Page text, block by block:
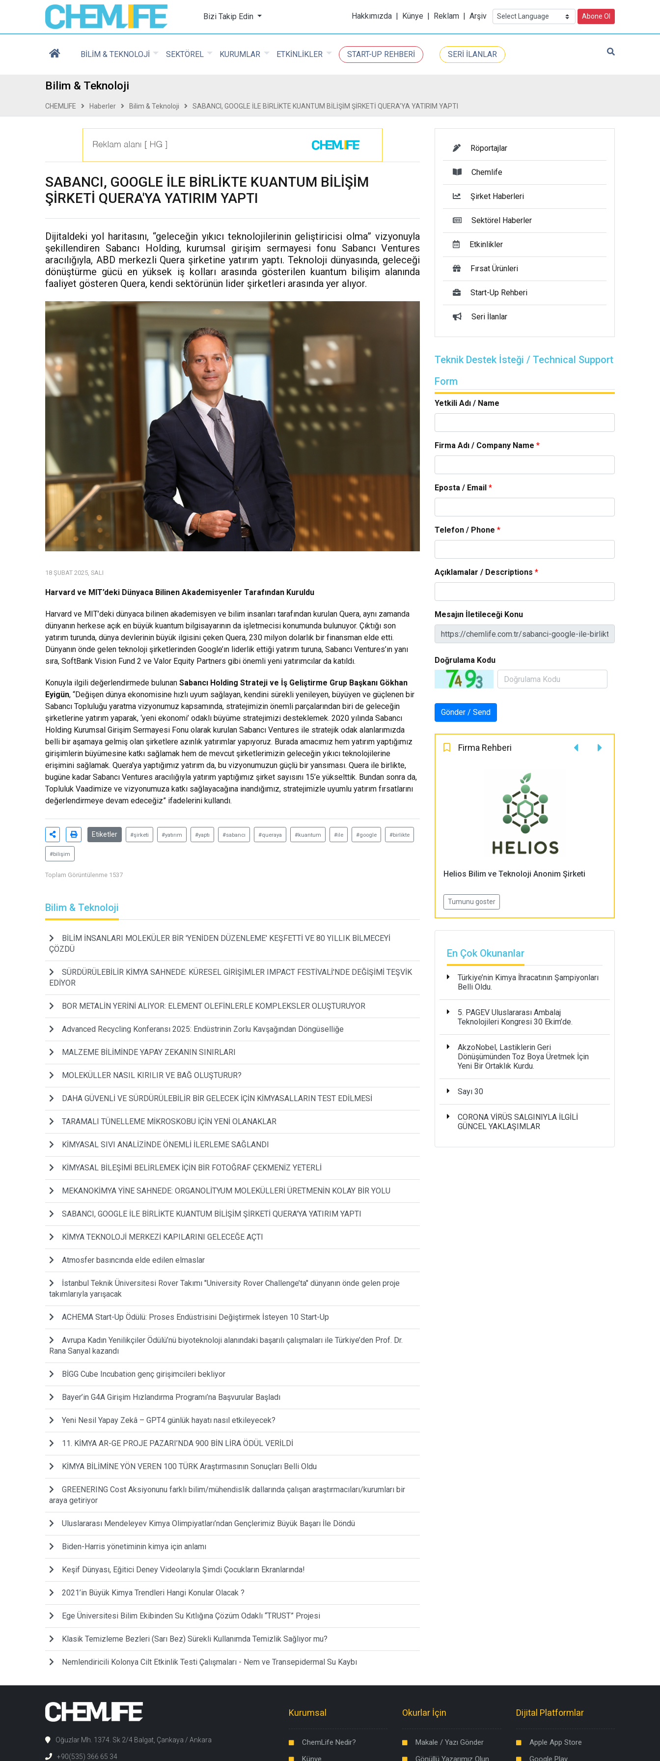
Chemlife - Basılı ve Dijital Kimya Dergisi
Bizi Takip Edin Hakkımızda | Künye | Reklam | Arşiv Abone Ol
BİLİM & TEKNOLOJİ SEKTÖREL KURUMLAR ETKİNLİKLER START-UP REHBERİ SERİ İLANLAR
Bilim & Teknoloji
CHEMLIFE Haberler Bilim & Teknoloji SABANCI, GOOGLE İLE BİRLİKTE KUANTUM BİLİŞİM ŞİRKETİ QUERA'YA YATIRIM YAPTI
SABANCI, GOOGLE İLE BİRLİKTE KUANTUM BİLİŞİM
ŞİRKETİ QUERA'YA YATIRIM YAPTI
Dijitaldeki yol haritasını, “geleceğin yıkıcı teknolojilerinin geliştiricisi olma” vizyonuyla
şekillendiren Sabancı Holding, kurumsal girişim sermayesi fonu Sabancı Ventures
aracılığıyla, ABD merkezli Quera şirketine yatırım yaptı. Teknoloji dünyasında, geleceği
dönüştürme gücü en yüksek iş kolları arasında gösterilen kuantum bilişim alanında
faaliyet gösteren Quera, kendi sektörünün lider şirketleri arasında yer alıyor.
18 ŞUBAT 2025, SALI
Harvard ve MIT’deki Dünyaca Bilinen Akademisyenler Tarafından Kuruldu
Harvard ve MIT’deki dünyaca bilinen akademisyen ve bilim insanları tarafından kurulan Quera, aynı zamanda
dünyanın herkese açık en büyük kuantum bilgisayarının da işletmecisi konumunda bulunuyor. Çıktığı son
yatırım turunda, dünya devlerinin büyük ilgisini çeken Quera, 230 milyon dolarlık bir finansman elde etti.
Dünyanın önde gelen teknoloji şirketlerinden Google’ın liderlik ettiği yatırım turuna, Sabancı Ventures’ın yanı
sıra, SoftBank Vision Fund 2 ve Valor Equity Partners gibi önemli yeni yatırımcılar da katıldı.
Konuyla ilgili değerlendirmede bulunan Sabancı Holding Strateji ve İş Geliştirme Grup Başkanı Gökhan
Eyigün, “Değişen dünya ekonomisine hızlı uyum sağlayan, kendini sürekli yenileyen, büyüyen ve güçlenen bir
Sabancı Topluluğu yaratma vizyonumuz kapsamında, stratejimizin önemli parçalarından biri de geleceğin
şirketlerine yatırım yaparak, ‘yeni ekonomi’ odaklı büyüme stratejimizi desteklemek. 2020 yılında Sabancı
Holding Kurumsal Girişim Sermayesi Fonu olarak kurulan Sabancı Ventures ile stratejik odak alanlarımızda
belli bir aşamaya gelmiş olan şirketlere azınlık yatırımlar yapıyoruz. Burada amacımız hem yatırım yaptığımız
girişimlerin büyümesine katkı sağlamak hem de mevcut şirketlerimizin geleceğin yıkıcı teknolojilerine
erişimini sağlamak. Quera'ya yaptığımız yatırım da, bu vizyonumuzun güçlü bir yansıması. Quera ile birlikte,
bugüne kadar Sabancı Ventures aracılığıyla yatırım yaptığımız şirket sayısını 15’e yükselttik. Bundan sonra da,
Topluluk Vaadimize ve vizyonumuza katkı sağlayacağına inandığımız, stratejimizle uyumlu yatırım fırsatlarını
değerlendirmeye devam edeceğiz” ifadelerini kullandı.
Etiketler #şirketi #yatırım #yaptı #sabancı #queraya #kuantum #ile #google #birlikte
#bilişim
Toplam Görüntülenme 1537
Bilim & Teknoloji
BİLİM İNSANLARI MOLEKÜLER BİR 'YENİDEN DÜZENLEME' KEŞFETTİ VE 80 YILLIK BİLMECEYİ
ÇÖZDÜ
SÜRDÜRÜLEBİLİR KİMYA SAHNEDE: KÜRESEL GİRİŞİMLER IMPACT FESTİVALİ'NDE DEĞİŞİMİ TEŞVİK
EDİYOR
BOR METALİN YERİNİ ALIYOR: ELEMENT OLEFİNLERLE KOMPLEKSLER OLUŞTURUYOR
Advanced Recycling Konferansı 2025: Endüstrinin Zorlu Kavşağından Döngüselliğe
MALZEME BİLİMİNDE YAPAY ZEKANIN SINIRLARI
MOLEKÜLLER NASIL KIRILIR VE BAĞ OLUŞTURUR?
DAHA GÜVENLİ VE SÜRDÜRÜLEBİLİR BİR GELECEK İÇİN KİMYASALLARIN TEST EDİLMESİ
TARAMALI TÜNELLEME MİKROSKOBU İÇİN YENİ OLANAKLAR
KİMYASAL SIVI ANALİZİNDE ÖNEMLİ İLERLEME SAĞLANDI
KİMYASAL BİLEŞİMİ BELİRLEMEK İÇİN BİR FOTOĞRAF ÇEKMENİZ YETERLİ
MEKANOKİMYA YİNE SAHNEDE: ORGANOLİTYUM MOLEKÜLLERİ ÜRETMENİN KOLAY BİR YOLU
SABANCI, GOOGLE İLE BİRLİKTE KUANTUM BİLİŞİM ŞİRKETİ QUERA'YA YATIRIM YAPTI
KİMYA TEKNOLOJİ MERKEZİ KAPILARINI GELECEĞE AÇTI
Atmosfer basıncında elde edilen elmaslar
İstanbul Teknik Üniversitesi Rover Takımı "University Rover Challenge’ta" dünyanın önde gelen proje
takımlarıyla yarışacak
ACHEMA Start-Up Ödülü: Proses Endüstrisini Değiştirmek İsteyen 10 Start-Up
Avrupa Kadın Yenilikçiler Ödülü’nü biyoteknoloji alanındaki başarılı çalışmaları ile Türkiye’den Prof. Dr.
Rana Sanyal kazandı
BİGG Cube Incubation genç girişimcileri bekliyor
Bayer’in G4A Girişim Hızlandırma Programı’na Başvurular Başladı
Yeni Nesil Yapay Zekâ – GPT4 günlük hayatı nasıl etkileyecek?
11. KİMYA AR-GE PROJE PAZARI’NDA 900 BİN LİRA ÖDÜL VERİLDİ
KİMYA BİLİMİNE YÖN VEREN 100 TÜRK Araştırmasının Sonuçları Belli Oldu
GREENERING Cost Aksiyonunu farklı bilim/mühendislik dallarında çalışan araştırmacıları/kurumları bir
araya getiriyor
Uluslararası Mendeleyev Kimya Olimpiyatları’ndan Gençlerimiz Büyük Başarı İle Döndü
Biden-Harris yönetiminin kimya için anlamı
Keşif Dünyası, Eğitici Deney Videolarıyla Şimdi Çocukların Ekranlarında!
2021’in Büyük Kimya Trendleri Hangi Konular Olacak ?
Ege Üniversitesi Bilim Ekibinden Su Kıtlığına Çözüm Odaklı “TRUST” Projesi
Klasik Temizleme Bezleri (Sarı Bez) Sürekli Kullanımda Temizlik Sağlıyor mu?
Nemlendiricili Kolonya Cilt Etkinlik Testi Çalışmaları - Nem ve Transepidermal Su Kaybı
Röportajlar
Chemlife
Şirket Haberleri
Sektörel Haberler
Etkinlikler
Fırsat Ürünleri
Start-Up Rehberi
Seri İlanlar
Teknik Destek İsteği / Technical Support
Form
Yetkili Adı / Name
Firma Adı / Company Name *
Eposta / Email *
Telefon / Phone *
Açıklamalar / Descriptions *
Mesajın İletileceği Konu
Doğrulama Kodu
Firma Rehberi
Helios Bilim ve Teknoloji Anonim Şirketi
Tumunu goster
En Çok Okunanlar
Türkiye’nin Kimya İhracatının Şampiyonları
Belli Oldu.
5. PAGEV Uluslararası Ambalaj
Teknolojileri Kongresi 30 Ekim’de.
AkzoNobel, Lastiklerin Geri
Dönüşümünden Toz Boya Üretmek İçin
Yeni Bir Ortaklık Kurdu.
Sayı 30
CORONA VİRÜS SALGINIYLA İLGİLİ
GÜNCEL YAKLAŞIMLAR
Oğuzlar Mh. 1374. Sk 2/4 Balgat, Çankaya / Ankara
+90(535) 366 65 34
Kurumsal
ChemLife Nedir?
Künye
Okurlar İçin
Makale / Yazı Gönder
Gönüllü Yazarımız Olun
Dijital Platformlar
Apple App Store
Google Play